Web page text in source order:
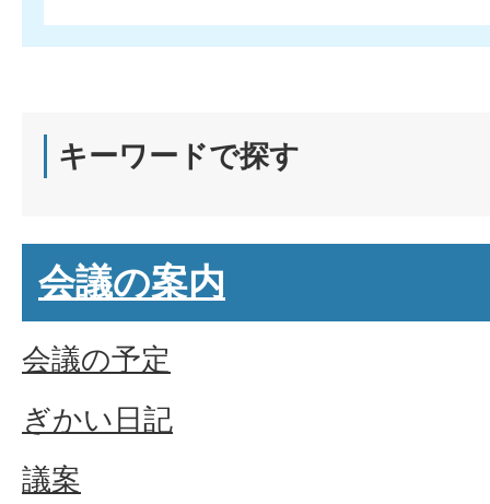
キーワードで探す
会議の案内
会議の予定
ぎかい日記
議案